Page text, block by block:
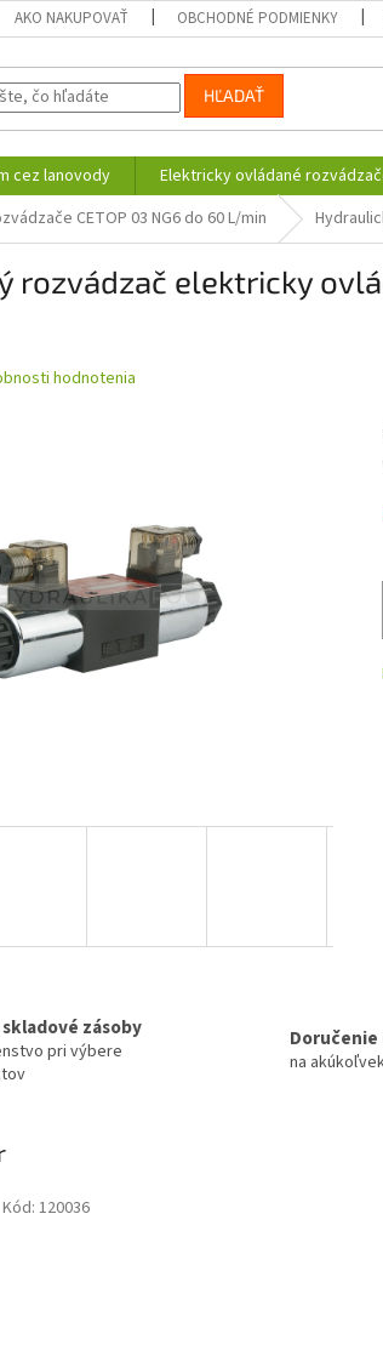
AKO NAKUPOVAŤ OBCHODNÉ PODMIENKY
HĽADAŤ
cez lanovody Elektricky ovládané
CETOP 03 NG6 do 60 L/min
rozvádzač elektricky
hodnotenia
zásoby
pri výbere
na
Kód: 120036